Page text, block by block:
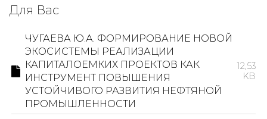
Для Вас
ЧУГАЕВА Ю.А. ФОРМИРОВАНИЕ НОВОЙ
ЭКОСИСТЕМЫ РЕАЛИЗАЦИИ
КАПИТАЛОЕМКИХ ПРОЕКТОВ КАК
ИНСТРУМЕНТ ПОВЫШЕНИЯ
УСТОЙЧИВОГО РАЗВИТИЯ НЕФТЯНОЙ
ПРОМЫШЛЕННОСТИ
12,53
KB